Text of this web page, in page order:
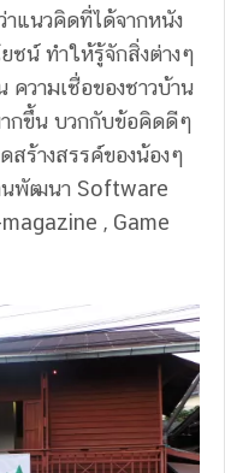
าแนวคิดที่ได้จากหนัง
ชน์ ทำให้รู้จักสิ่งต่างๆ
ความเชื่อของชาวบ้าน
กขึ้น บวกกับข้อคิดดีๆ
สร้างสรรค์ของน้องๆ
นพัฒนา Software
, Game